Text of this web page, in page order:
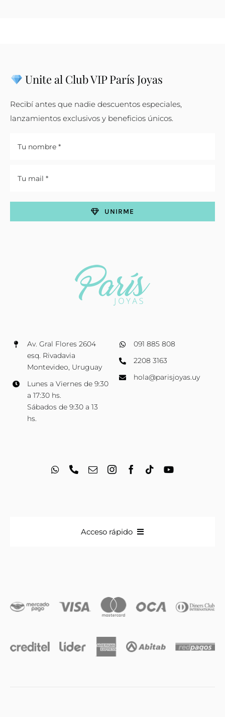
Av. Gral Flores 2604
esq. Rivadavia
Montevideo, Uruguay
Lunes a Viernes de 9:30
a 17:30 hs.
Sábados de 9:30 a 13
hs.
091 885 808
2208 3163
hola@parisjoyas.uy
Unite al Club VIP París Joyas
Recibí antes que nadie descuentos especiales,
lanzamientos exclusivos y beneficios únicos.
UNIRME
Acceso rápido
Iniciales